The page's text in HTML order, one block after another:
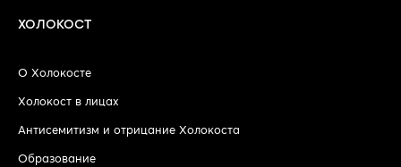
ХОЛОКОСТ
О Холокосте
Холокост в лицах
Антисемитизм и отрицание Холокоста
Образование